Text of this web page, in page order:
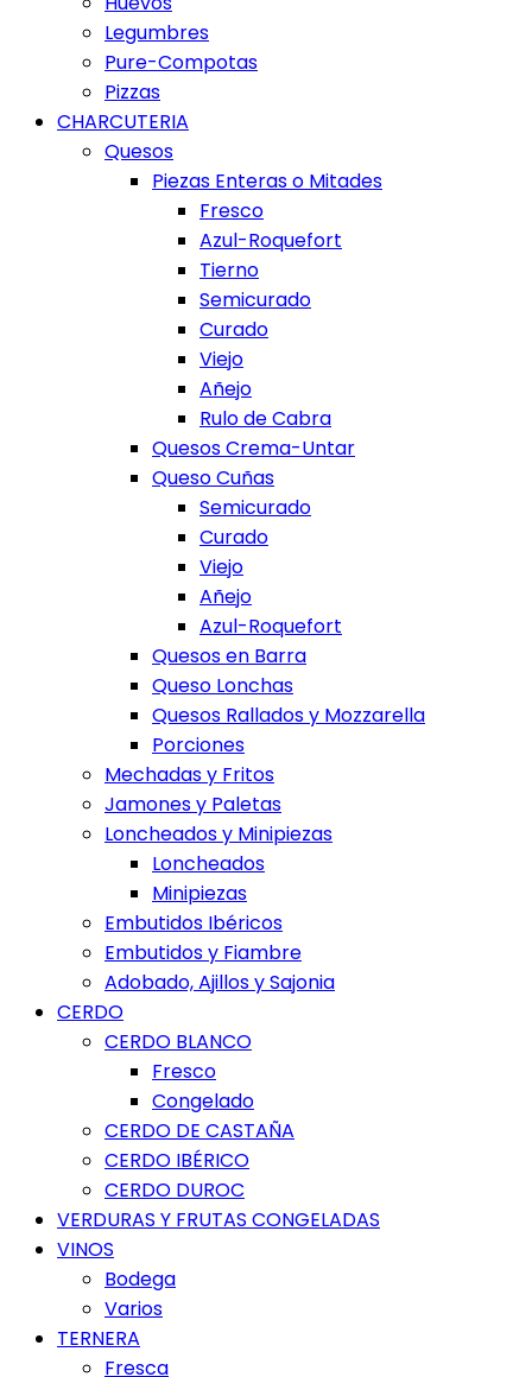
Legumbres
Pure-Compotas
Pizzas
CHARCUTERIA
Quesos
Piezas Enteras o Mitades
Fresco
Azul-Roquefort
Tierno
Semicurado
Curado
Viejo
Añejo
Rulo de Cabra
Quesos Crema-Untar
Queso Cuñas
Semicurado
Curado
Viejo
Añejo
Azul-Roquefort
Quesos en Barra
Queso Lonchas
Quesos Rallados y Mozzarella
Porciones
Mechadas y Fritos
Jamones y Paletas
Loncheados y Minipiezas
Loncheados
Minipiezas
Embutidos Ibéricos
Embutidos y Fiambre
Adobado, Ajillos y Sajonia
CERDO
CERDO BLANCO
Fresco
Congelado
CERDO DE CASTAÑA
CERDO IBÉRICO
CERDO DUROC
VERDURAS Y FRUTAS CONGELADAS
VINOS
Bodega
Varios
TERNERA
Fresca